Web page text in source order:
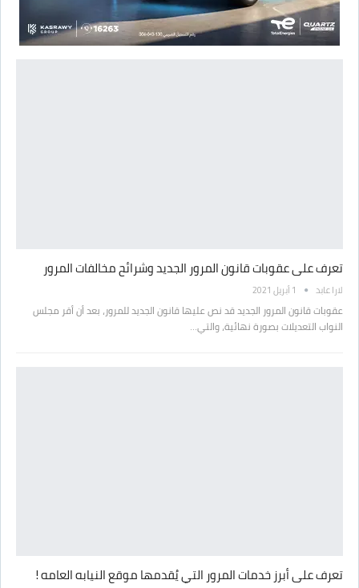
تعرف على عقوبات قانون المرور الجديد وشرائح مخالفات المرور
لارا عابد 1 أبريل 2021
عقوبات قانون المرور الجديد قد نص عليها قانون الجديد للمرور، بعد أن أقر مجلس
النواب التعديلات بصورة نهائية، والتي…
تعرف على أبرز خدمات المرور التي يُقدمها موقع النيابه العامه !